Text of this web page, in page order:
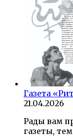
Газета
21.04.2026
Рады вам
газеты,